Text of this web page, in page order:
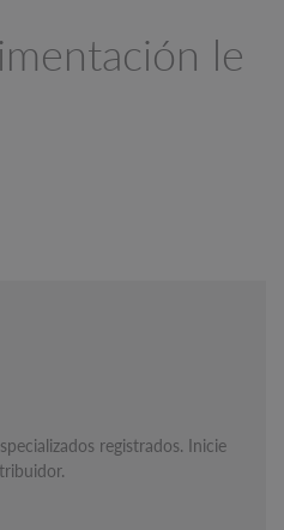
le
registrados. Inicie